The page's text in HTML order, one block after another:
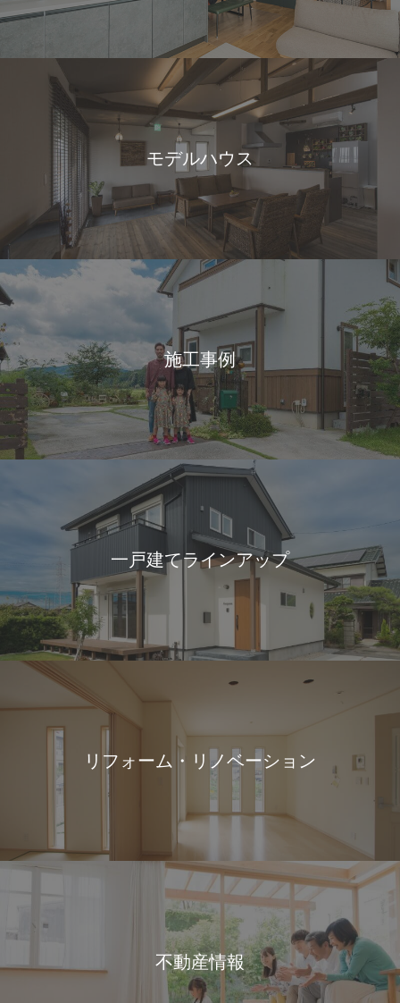
モデルハウス
施工事例
一戸建てラインアップ
リフォーム・リノベーション
不動産情報